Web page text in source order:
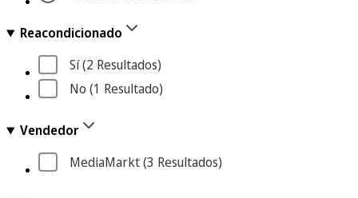
Reacondicionado
Sí (2 Resultados)
No (1 Resultado)
Vendedor
MediaMarkt (3 Resultados)